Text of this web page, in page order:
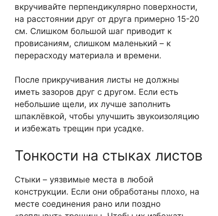
вкручивайте перпендикулярно поверхности,
на расстоянии друг от друга примерно 15-20
см. Слишком большой шаг приводит к
провисаниям, слишком маленький – к
перерасходу материала и времени.
После прикручивания листы не должны
иметь зазоров друг с другом. Если есть
небольшие щели, их лучше заполнить
шпаклёвкой, чтобы улучшить звукоизоляцию
и избежать трещин при усадке.
Тонкости на стыках листов
Стыки – уязвимые места в любой
конструкции. Если они обработаны плохо, на
месте соединения рано или поздно